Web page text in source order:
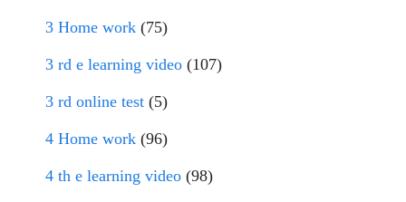
3 Home work (75)
3 rd e learning video (107)
3 rd online test (5)
4 Home work (96)
4 th e learning video (98)